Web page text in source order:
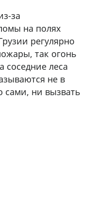
за
на полях
регулярно
так огонь
соседние леса
не в
сами, ни вызвать